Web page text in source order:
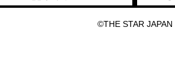
©THE STAR JAPAN